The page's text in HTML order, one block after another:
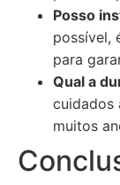
Posso
possível,
para
Qual a
cuidados
muitos